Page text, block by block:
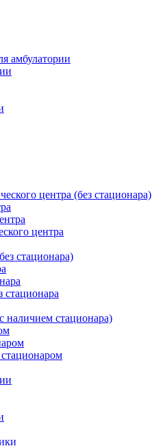
амбулатории
центра (без стационара)
центра
стационара)
наличием стационара)